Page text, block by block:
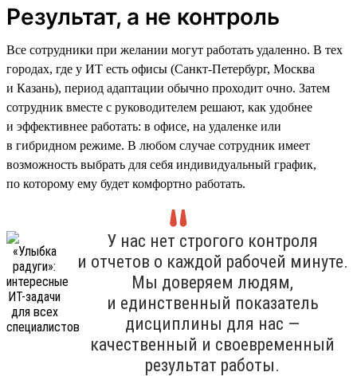
Результат, а не контроль
Все сотрудники при желании могут работать удаленно. В тех
городах, где у ИТ есть офисы (Санкт-Петербург, Москва
и Казань), период адаптации обычно проходит очно. Затем
сотрудник вместе с руководителем решают, как удобнее
и эффективнее работать: в офисе, на удаленке или
в гибридном режиме. В любом случае сотрудник имеет
возможность выбрать для себя индивидуальный график,
по которому ему будет комфортно работать.
У нас нет строгого контроля
и отчетов о каждой рабочей минуте.
Мы доверяем людям,
и единственный показатель
дисциплины для нас —
качественный и своевременный
результат работы.